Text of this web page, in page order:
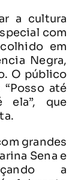
a cultura
com
em
Negra,
O público
até
ela”, que
grandes
Sena e
a